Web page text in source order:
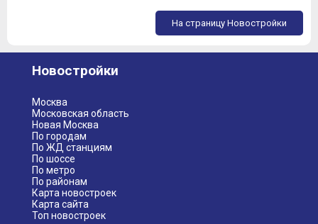
На страницу Новостройки
Новостройки
Москва
Московская область
Новая Москва
По городам
По ЖД станциям
По шоссе
По метро
По районам
Карта новостроек
Карта сайта
Топ новостроек